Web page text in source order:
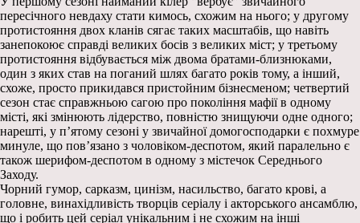
пересічного невдаху стати кимось, схожим на нього; у другому
протистояння двох кланів сягає таких масштабів, що навіть
занепокоює справді великих босів з великих міст; у третьому
протистояння відбувається між двома братами-близнюками,
один з яких став на поганий шлях багато років тому, а інший,
схоже, просто прикидався пристойним бізнесменом; четвертий
сезон стає справжньою сагою про покоління мафії в одному
місті, які змінюють лідерство, повністю знищуючи одне одного;
нарешті, у п’ятому сезоні у звичайної домогосподарки є похмуре
минуле, що пов’язано з чоловіком-деспотом, який паралельно є
також шерифом-деспотом в одному з містечок Середнього
Заходу.
Чорний гумор, сарказм, цинізм, насильство, багато крові, а
головне, винахідливість творців серіалу і акторського ансамблю,
що і робить цей серіал унікальним і не схожим на інші